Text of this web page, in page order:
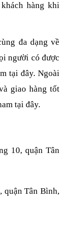
hàng khi
đa dạng về
người có được
tại đây. Ngoài
giao hàng tốt
tại đây.
10, quận Tân
quận Tân Bình,